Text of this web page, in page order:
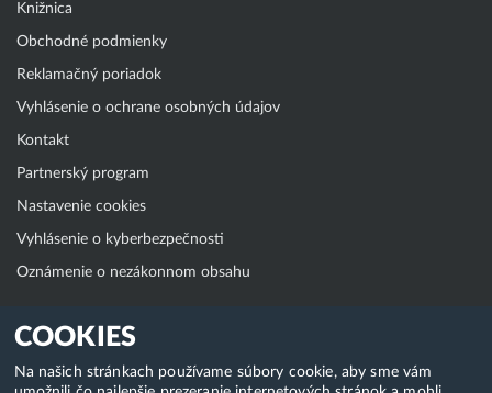
COOKIES
Na našich stránkach používame súbory cookie, aby sme vám
Knižnica
Obchodné podmienky
Reklamačný poriadok
Vyhlásenie o ochrane osobných údajov
Kontakt
Partnerský program
Nastavenie cookies
Vyhlásenie o kyberbezpečnosti
Oznámenie o nezákonnom obsahu
Klientská zóna
WebAdmin